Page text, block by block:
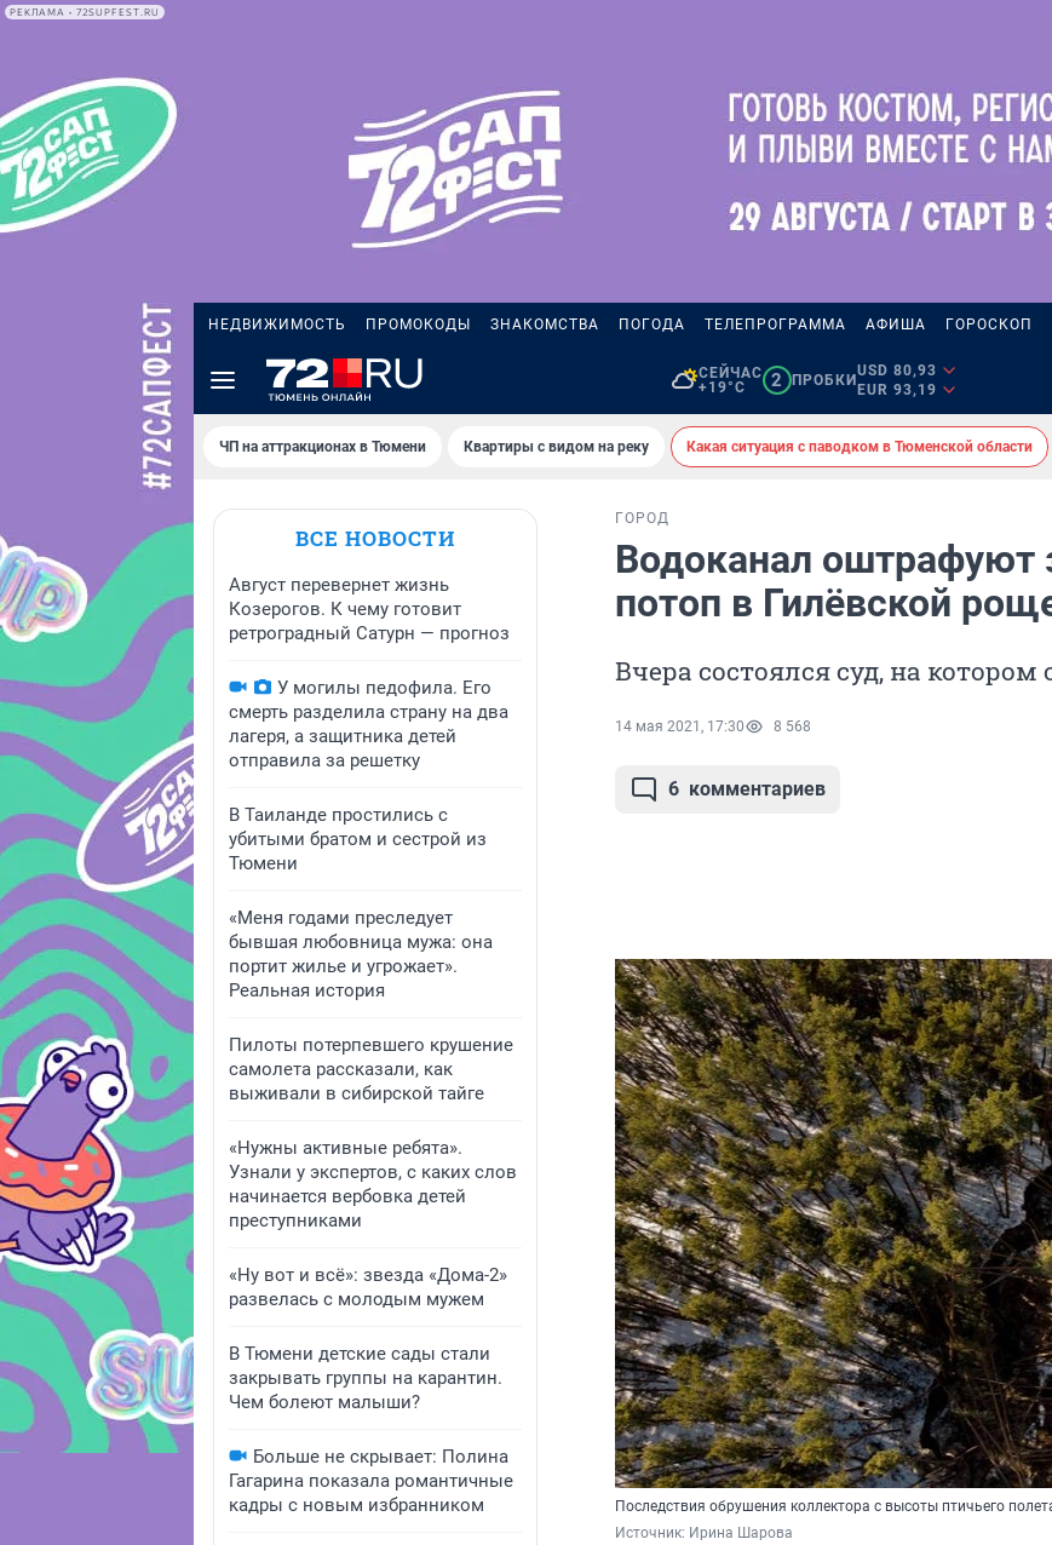
РЕКЛАМА • 72SUPFEST.RU
НЕДВИЖИМОСТЬ ПРОМОКОДЫ ЗНАКОМСТВА ПОГОДА ТЕЛЕПРОГРАММА АФИША ГОРОСКОП
СЕЙЧАС
+19°C
2 ПРОБКИ
USD 80,93
EUR 93,19
ЧП на аттракционах в Тюмени Квартиры с видом на реку Какая ситуация с паводком в Тюменской области
ВСЕ НОВОСТИ
Август перевернет жизнь
Козерогов. К чему готовит
ретроградный Сатурн — прогноз
У могилы педофила. Его
смерть разделила страну на два
лагеря, а защитника детей
отправила за решетку
В Таиланде простились с
убитыми братом и сестрой из
Тюмени
«Меня годами преследует
бывшая любовница мужа: она
портит жилье и угрожает».
Реальная история
Пилоты потерпевшего крушение
самолета рассказали, как
выживали в сибирской тайге
«Нужны активные ребята».
Узнали у экспертов, с каких слов
начинается вербовка детей
преступниками
«Ну вот и всё»: звезда «Дома-2»
развелась с молодым мужем
В Тюмени детские сады стали
закрывать группы на карантин.
Чем болеют малыши?
Больше не скрывает: Полина
Гагарина показала романтичные
кадры с новым избранником
ГОРОД
Водоканал оштрафуют
потоп в Гилёвской
Вчера состоялся суд, на
14 мая 2021, 17:30 8 568
6 комментариев
Последствия обрушения коллектора с высоты птичьего
Источник: Ирина Шарова